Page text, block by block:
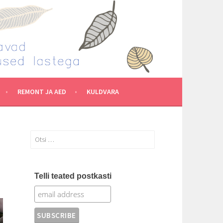
REMONT JA AED KULDVARA
Otsi:
Telli teated postkasti